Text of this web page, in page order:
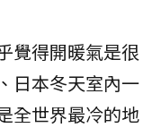
覺得開暖氣是很
日本冬天室內一
全世界最冷的地